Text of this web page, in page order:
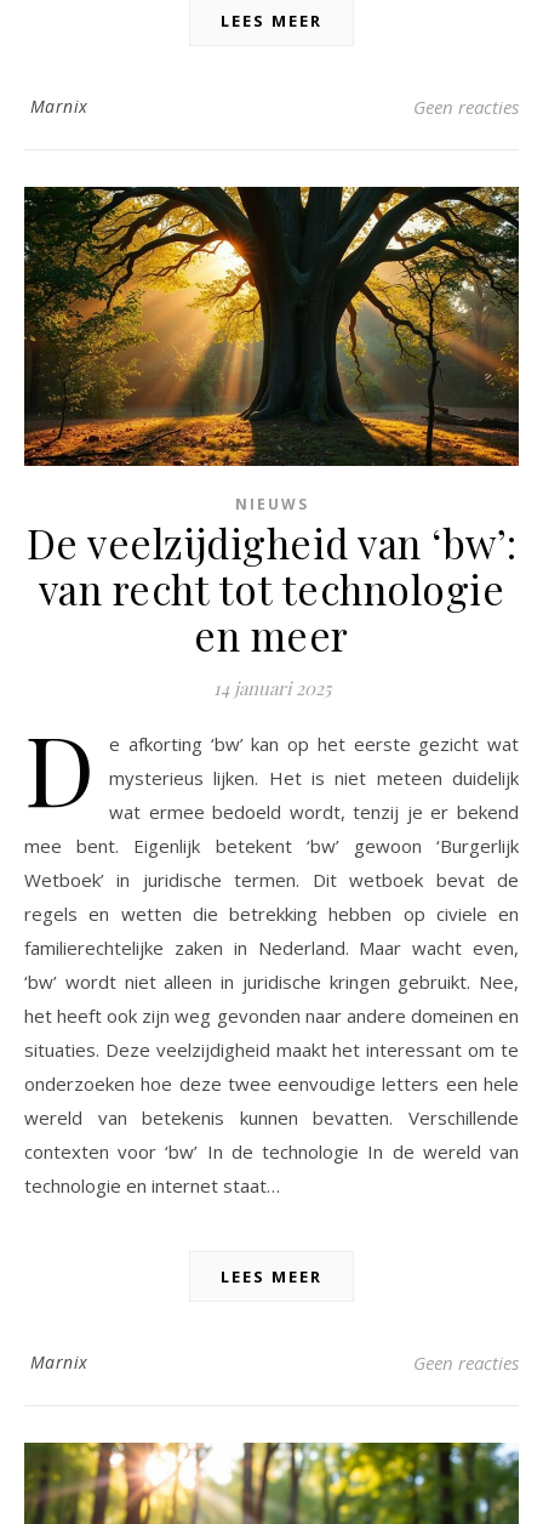
LEES MEER
Marnix Geen reacties
NIEUWS
De veelzijdigheid van ‘bw’:
van recht tot technologie
en meer
14 januari 2025
D
e afkorting ‘bw’ kan op het eerste gezicht wat
mysterieus lijken. Het is niet meteen duidelijk
wat ermee bedoeld wordt, tenzij je er bekend
mee bent. Eigenlijk betekent ‘bw’ gewoon ‘Burgerlijk
Wetboek’ in juridische termen. Dit wetboek bevat de
regels en wetten die betrekking hebben op civiele en
familierechtelijke zaken in Nederland. Maar wacht even,
‘bw’ wordt niet alleen in juridische kringen gebruikt. Nee,
het heeft ook zijn weg gevonden naar andere domeinen en
situaties. Deze veelzijdigheid maakt het interessant om te
onderzoeken hoe deze twee eenvoudige letters een hele
wereld van betekenis kunnen bevatten. Verschillende
contexten voor ‘bw’ In de technologie In de wereld van
technologie en internet staat…
LEES MEER
Marnix Geen reacties